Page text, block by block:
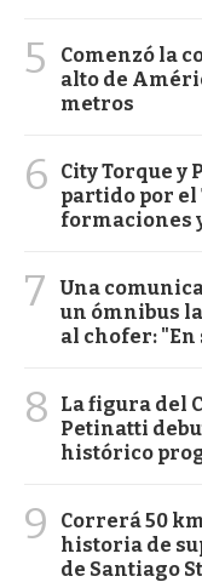
5
Comenzó la
alto de
metros
6
City Torque y
partido por el
formaciones
7
Una
un ómnibus
al chofer: "En
8
La figura del
Petinatti
histórico
9
Correrá 50
historia de
de Santiago